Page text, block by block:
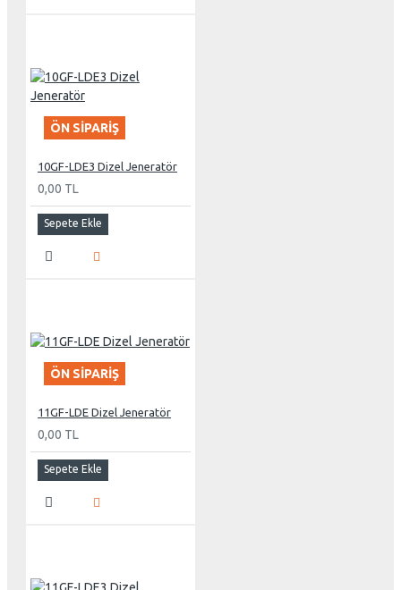
ÖN SIPARIŞ
10GF-LDE3 Dizel Jeneratör
0,00 TL
Sepete Ekle
ÖN SIPARIŞ
11GF-LDE Dizel Jeneratör
0,00 TL
Sepete Ekle